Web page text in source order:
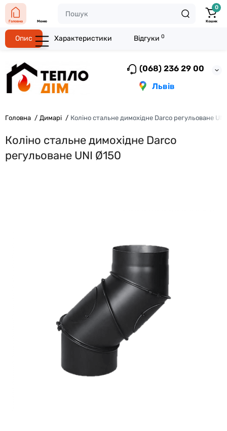
(068) 236 29 00
Львів
Головна Меню
0
Кошик
Головна Димарі Коліно стальне димохідне Darco регульоване
Коліно стальне димохідне Darco
регульоване UNI Ø150
Опис Характеристики Відгуки 0